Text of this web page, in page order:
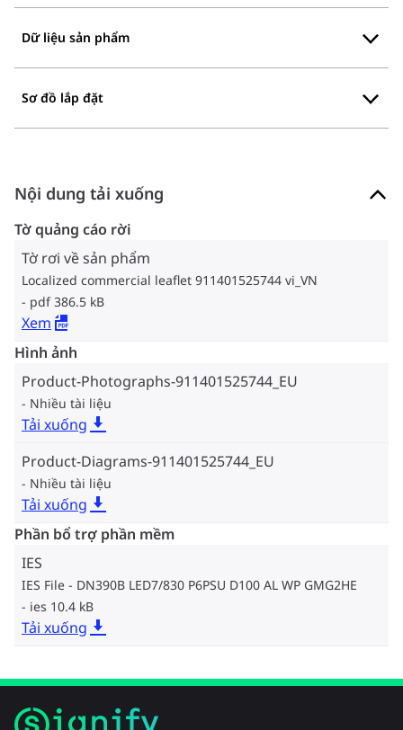
Dữ liệu sản phẩm
Sơ đồ lắp đặt
Nội dung tải xuống
Tờ quảng cáo rời
Tờ rơi về sản phẩm
Localized commercial leaflet 911401525744 vi_VN
pdf 386.5 kB
Xem
Hình ảnh
Product-Photographs-911401525744_EU
Nhiều tài liệu
Tải xuống
Product-Diagrams-911401525744_EU
Nhiều tài liệu
Tải xuống
Phần bổ trợ phần mềm
IES
IES File - DN390B LED7/830 P6PSU D100 AL WP GMG2HE
ies 10.4 kB
Tải xuống